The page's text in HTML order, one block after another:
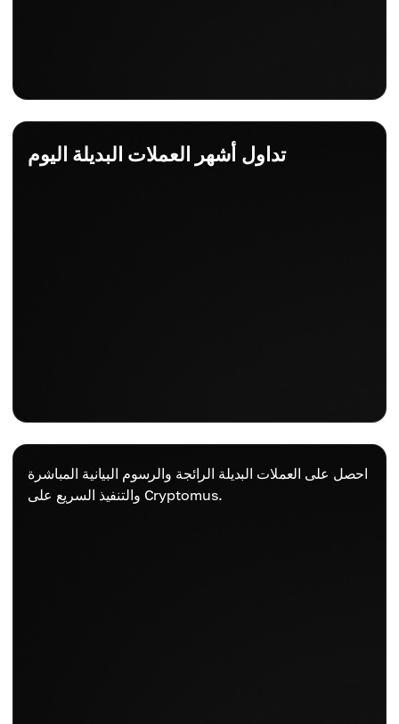
تداول أشهر العملات البديلة اليوم
احصل على العملات البديلة الرائجة والرسوم البيانية المباشرة
والتنفيذ السريع على Cryptomus.